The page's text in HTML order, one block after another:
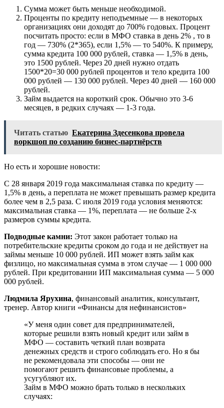
Сумма может быть меньше необходимой.
Проценты по кредиту неподъемные — в некоторых
организациях они доходят до 700% годовых. Процент
посчитать просто: если в МФО ставка в день 2% , то в
год — 730% (2*365), если 1,5% — то 540%. К примеру,
сумма кредита 100 000 рублей, ставка — 1,5% в день,
это 1500 рублей. Через 20 дней нужно отдать
1500*20=30 000 рублей процентов и тело кредита 100
000 рублей — 130 000 рублей. Через 40 дней — 160 000
рублей.
Займ выдается на короткий срок. Обычно это 3-6
месяцев, в редких случаях — 1-3 года.
Читать статью Екатерина Здесенкова провела
воркшоп по созданию бизнес-партнёрств
Но есть и хорошие новости:
С 28 января 2019 года максимальная ставка по кредиту —
1,5% в день, а переплата не может превышать размер кредита
более чем в 2,5 раза. С июля 2019 года условия меняются:
максимальная ставка — 1%, переплата — не больше 2-х
размеров суммы кредита.
Подводные камни: Этот закон работает только на
потребительские кредиты сроком до года и не действует на
займы меньше 10 000 рублей. ИП может взять займ как
физлицо, но максимальная сумма в этом случае — 1 000 000
рублей. При кредитовании ИП максимальная сумма — 5 000
000 рублей.
Людмила Ярухина, финансовый аналитик, консультант,
тренер. Автор книги «Финансы для нефинансистов»
«У меня один совет для предпринимателей,
которые решили взять новый кредит или займ в
МФО — составить четкий план возврата
денежных средств и строго соблюдать его. Но я бы
не рекомендовала эти способы — они не
помогают решить финансовые проблемы, а
усугубляют их.
Займ в МФО можно брать только в нескольких
случаях: